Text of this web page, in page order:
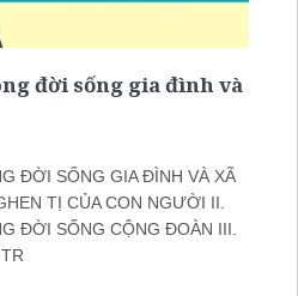
đời sống gia đình và
ĐỜI SỐNG GIA ĐÌNH VÀ XÃ
TỊ CỦA CON NGƯỜI II.
ĐỜI SỐNG CỘNG ĐOÀN III.